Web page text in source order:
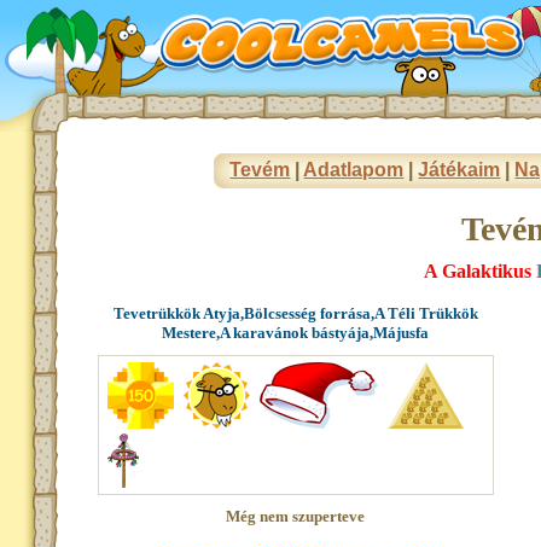
Tevém Adatlapom |Játékaim
A Galaktikus
Tevetrükkök Atyja,Bölcsesség forrása,A Téli Trükkök
Mestere,A karavánok bástyája,Májusfa
Még nem szuperteve